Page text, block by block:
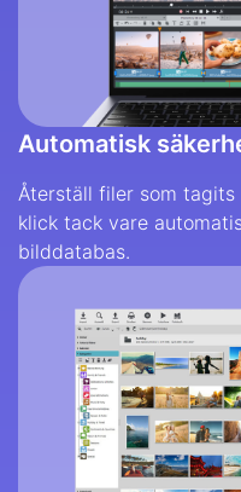
Automatisk
Återställ filer som
klick tack vare
bilddatabas.